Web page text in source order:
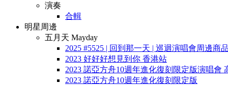
演奏
合輯
明星周邊
五月天 Mayday
2025 #5525 | 回到那一天 | 巡迴演唱會周邊商品
2023 好好好想見到你 香港站
2023 諾亞方舟10週年進化復刻限定版演唱會
2023 諾亞方舟10週年進化復刻限定版